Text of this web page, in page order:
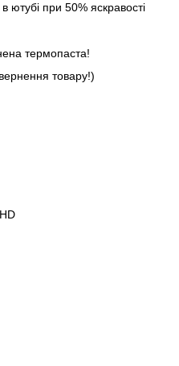
ютубі при 50% яскравості
термопаста!
товару!)